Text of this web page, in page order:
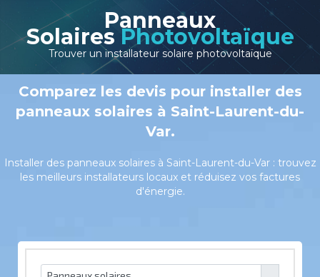
Panneaux
Solaires Photovoltaïque
Trouver un installateur solaire photovoltaïque
Comparez les devis pour installer des
panneaux solaires à Saint-Laurent-du-
Var.
Installer des panneaux solaires à Saint-Laurent-du-Var : trouvez
les meilleurs installateurs locaux et réduisez vos factures
d'énergie.